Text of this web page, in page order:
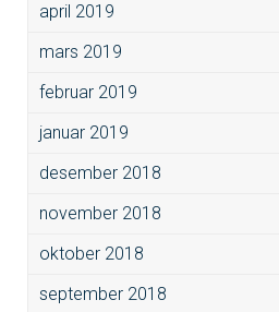
april 2019
mars 2019
februar 2019
januar 2019
desember 2018
november 2018
oktober 2018
september 2018